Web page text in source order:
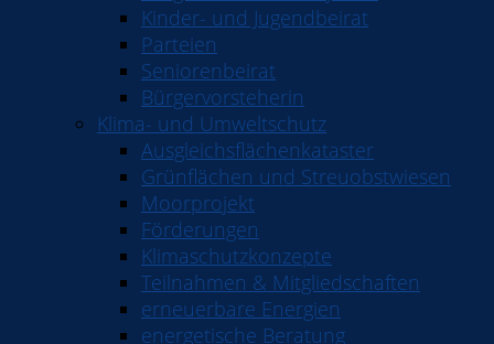
Kinder- und Jugendbeirat
Parteien
Seniorenbeirat
Bürgervorsteherin
Klima- und Umweltschutz
Ausgleichsflächenkataster
Grünflächen und Streuobstwiesen
Moorprojekt
Förderungen
Klimaschutzkonzepte
Teilnahmen & Mitgliedschaften
erneuerbare Energien
energetische Beratung